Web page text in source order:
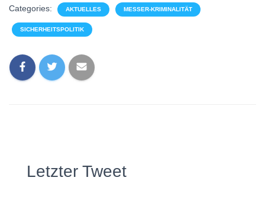
Categories: AKTUELLES MESSER-KRIMINALITÄT
SICHERHEITSPOLITIK
Letzter Tweet